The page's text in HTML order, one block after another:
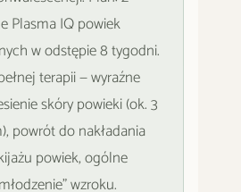
Plasma IQ powiek
w odstępie 8 tygodni.
terapii — wyraźne
skóry powieki (ok. 3
powrót do nakładania
powiek, ogólne
wzroku.